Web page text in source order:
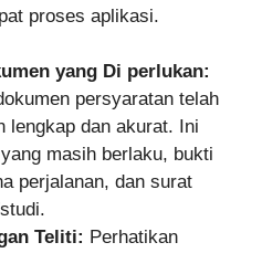
proses aplikasi.
yang Di perlukan:
persyaratan telah
lengkap dan akurat. Ini
masih berlaku, bukti
perjalanan, dan surat
Teliti: Perhatikan